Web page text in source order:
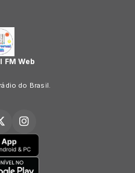
FM Web
do Brasil.